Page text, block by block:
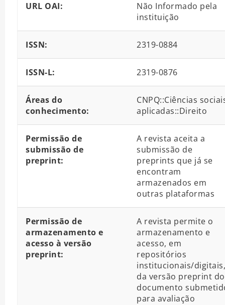
URL OAI:
Não Informado pela
instituição
ISSN: 2319-0884
ISSN-L: 2319-0876
Áreas do
conhecimento:
CNPQ::Ciências
aplicadas::Direito
Permissão de
submissão de
preprint:
A revista aceita a
submissão de
preprints que já se
encontram
armazenados em
outras plataformas
Permissão de
armazenamento e
acesso à versão
preprint:
A revista permite o
armazenamento e
acesso, em
repositórios
institucionais/digitais,
da versão preprint do
documento
para avaliação